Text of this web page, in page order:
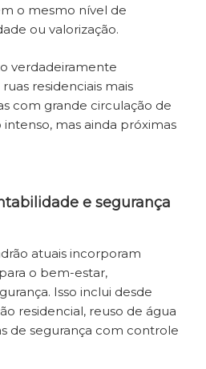
o mesmo nível de
ou valorização.
verdadeiramente
residenciais mais
com grande circulação de
mas ainda próximas
e segurança
atuais incorporam
o bem-estar,
Isso inclui desde
residencial, reuso de água
de segurança com controle